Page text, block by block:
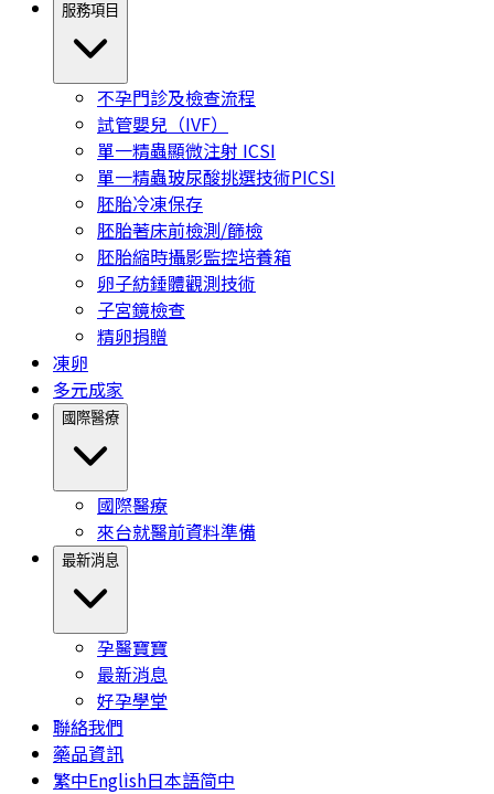
服務項目
不孕門診及檢查流程
試管嬰兒（IVF）
單一精蟲顯微注射 ICSI
單一精蟲玻尿酸挑選技術PICSI
胚胎冷凍保存
胚胎著床前檢測/篩檢
胚胎縮時攝影監控培養箱
卵子紡錘體觀測技術
子宮鏡檢查
精卵捐贈
凍卵
多元成家
國際醫療
國際醫療
來台就醫前資料準備
最新消息
孕醫寶寶
最新消息
好孕學堂
聯絡我們
藥品資訊
繁中English日本語简中